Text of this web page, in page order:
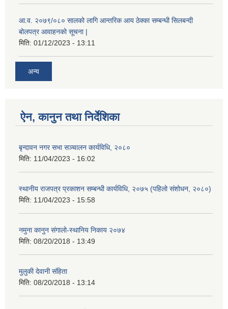
आ.व. २०७९/०८० सालको लागि आन्तरिक आय ठेक्का सम्बन्धी सिलबन्दी
बोलपत्र आवाहनको सूचना |
मिति: 01/12/2023 - 13:11
अन्य
ऐन, कानुन तथा निर्देशिका
बृन्दावन नगर सभा सञ्चालन कार्यविधि, २०८०
मिति: 11/04/2023 - 16:02
स्थानीय राजपत्र प्रकाशन सम्बन्धी कार्यविधि, २०७५ (पहिलो संशोधन, २०८०)
मिति: 11/04/2023 - 15:58
नमुना कानुन संगालो-स्थानिय निकाय २०७४
मिति: 08/20/2018 - 13:49
मुलुकी देवानी संहिता
मिति: 08/20/2018 - 13:14